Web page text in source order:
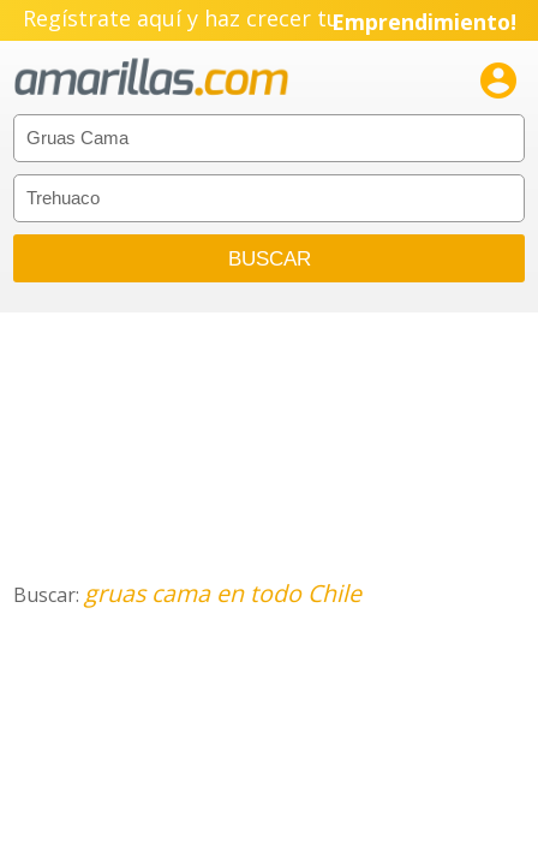
Regístrate aquí y haz crecer tuEmprendimiento!

Buscar: gruas cama en todo Chile